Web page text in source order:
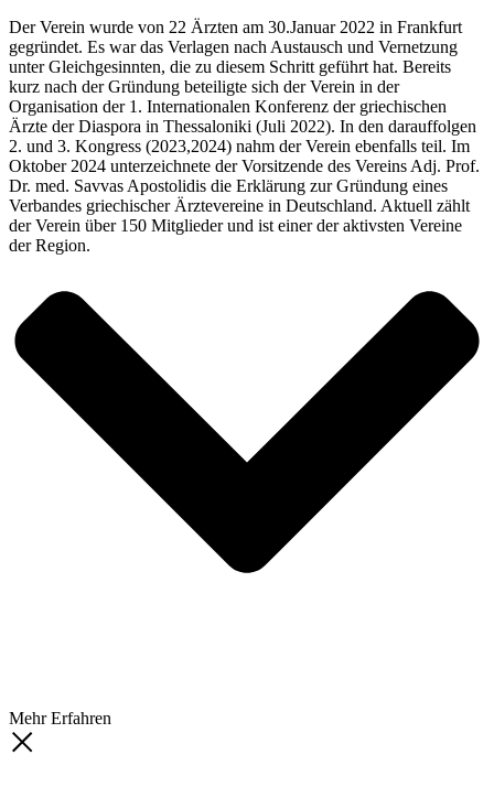
Der Verein wurde von 22 Ärzten am 30.Januar 2022 in Frankfurt
gegründet. Es war das Verlagen nach Austausch und Vernetzung
unter Gleichgesinnten, die zu diesem Schritt geführt hat. Bereits
kurz nach der Gründung beteiligte sich der Verein in der
Organisation der 1. Internationalen Konferenz der griechischen
Ärzte der Diaspora in Thessaloniki (Juli 2022). In den darauffolgen
2. und 3. Kongress (2023,2024) nahm der Verein ebenfalls teil. Im
Oktober 2024 unterzeichnete der Vorsitzende des Vereins Adj. Prof.
Dr. med. Savvas Apostolidis die Erklärung zur Gründung eines
Verbandes griechischer Ärztevereine in Deutschland. Aktuell zählt
der Verein über 150 Mitglieder und ist einer der aktivsten Vereine
der Region.
Mehr Erfahren